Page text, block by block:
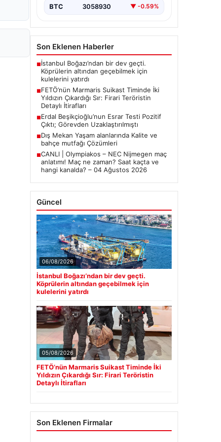
bırakmıyor. Bu girişimin…
BTC 3058930 ▼ -0.59%
Son Eklenen Haberler
■İstanbul Boğazı’ndan bir dev geçti.
Köprülerin altından geçebilmek için
kulelerini yatırdı
■FETÖ’nün Marmaris Suikast Timinde İki
Yıldızın Çıkardığı Sır: Firari Teröristin
Detaylı İtirafları
■Erdal Beşikçioğlu’nun Esrar Testi Pozitif
Çıktı; Görevden Uzaklaştırılmıştı
■Dış Mekan Yaşam alanlarında Kalite ve
bahçe mutfağı Çözümleri
■CANLI | Olympiakos – NEC Nijmegen maç
anlatımı! Maç ne zaman? Saat kaçta ve
hangi kanalda? – 04 Ağustos 2026
Güncel
06/08/2026
İstanbul Boğazı’ndan bir dev geçti.
Köprülerin altından geçebilmek için
kulelerini yatırdı
05/08/2026
FETÖ’nün Marmaris Suikast Timinde İki
Yıldızın Çıkardığı Sır: Firari Teröristin
Detaylı İtirafları
Son Eklenen Firmalar